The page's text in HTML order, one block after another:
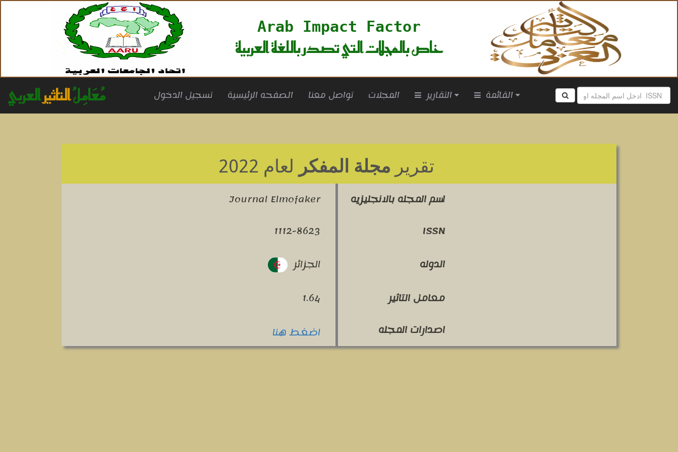
Arab Impact Factor
خاص بالمجلات التي تصدر باللغة العربية
مُعَامِلُالتاثيرالعربي تسجيل الدخول الصفحه الرئيسية تواصل معنا المجلات التقارير القائمة
تقرير مجلة المفكر لعام 2022
اسم المجله بالانجليزيه
Journal Elmofaker
ISSN
1112-8623
الدوله
الجزائر
معامل التاثير
1.64
اصدارات المجله
اضغط هنا